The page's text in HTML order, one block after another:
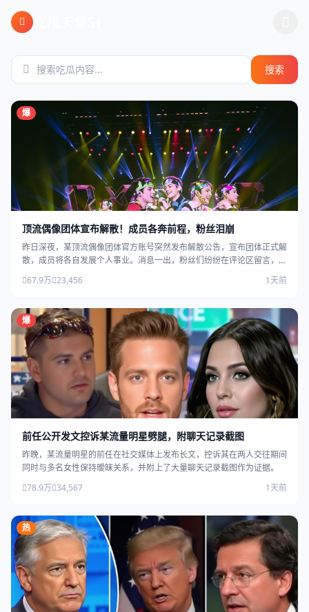
跳过导航
搜索
爆
顶流偶像团体宣布解散！成员各奔前程，粉丝泪崩
昨日深夜，某顶流偶像团体官方账号突然发布解散公告，宣布团体正式解
散，成员将各自发展个人事业。消息一出，粉丝们纷纷在评论区留言，场
67.9万 23,456 1天前
爆
前任公开发文控诉某流量明星劈腿，附聊天记录截图
昨晚，某流量明星的前任在社交媒体上发布长文，控诉其在两人交往期间
同时与多名女性保持暧昧关系，并附上了大量聊天记录截图作为证据。
78.9万 34,567 1天前
热